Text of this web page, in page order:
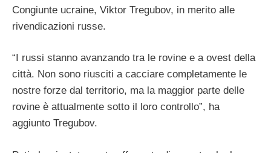
Congiunte ucraine, Viktor Tregubov, in merito alle
rivendicazioni russe.
“I russi stanno avanzando tra le rovine e a ovest della
città. Non sono riusciti a cacciare completamente le
nostre forze dal territorio, ma la maggior parte delle
rovine è attualmente sotto il loro controllo”, ha
aggiunto Tregubov.